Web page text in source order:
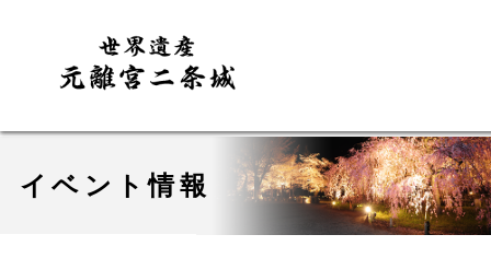
イベント情報